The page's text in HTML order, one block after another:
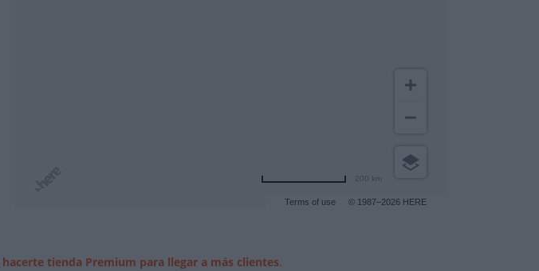
Terms of use © 1987–2026 HERE
200 km
hacerte tienda Premium para llegar a más clientes.